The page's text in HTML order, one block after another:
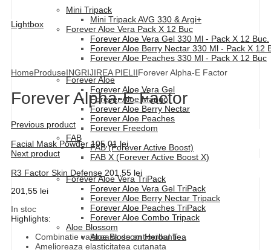
Mini Tripack
Mini Tripack AVG 330 & Argi+
Forever Aloe Vera Pack X 12 Buc
Forever Aloe Vera Gel 330 Ml - Pack X 12 Buc.
Forever Aloe Berry Nectar 330 Ml - Pack X 12
Forever Aloe Peaches 330 Ml - Pack X 12 Buc
Forever Aloe
Forever Aloe Vera Gel
Forever Aloe Mango
Forever Aloe Berry Nectar
Forever Aloe Peaches
Forever Freedom
FAB
FAB (Forever Active Boost)
FAB X (Forever Active Boost X)
Forever Aloe Vera TriPack
Forever Aloe Vera Gel TriPack
Forever Aloe Berry Nectar Tripack
Forever Aloe Peaches TriPack
Forever Aloe Combo Tripack
Aloe Blossom
Aloe Blossom Herbal Tea
Lightbox
HomeProduseINGRIJIREA PIELIIForever Alpha-E Factor
Forever Alpha-E Factor
Previous product
Facial Mask Powder 105,01 lei
Next product
R3 Factor Skin Defense 201,55 lei
201,55 lei
In stoc
Highlights:
Combinatie valoroasa de antioxidanti
Amelioreaza elasticitatea cutanata